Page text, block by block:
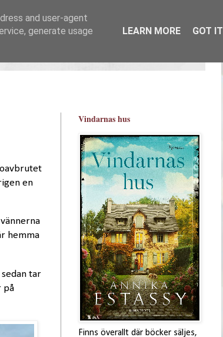
oavbrutet
en
hemma
tar
på
Vindarnas hus
Finns överallt där böcker säljes,
and user-agent
generate usage
LEARN MORE GOT IT